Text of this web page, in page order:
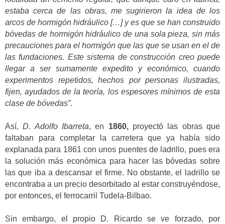
estaba cerca de las obras, me sugirieron la idea de los
arcos de hormigón hidráulico […] y es que se han construido
bóvedas de hormigón hidráulico de una sola pieza, sin más
precauciones para el hormigón que las que se usan en el de
las fundaciones. Este sistema de construcción creo puede
llegar a ser sumamente expedito y económico, cuando
experimentos repetidos, hechos por personas ilustradas,
fijen, ayudados de la teoría, los espesores mínimos de esta
clase de bóvedas”.
Así,D. Adolfo Ibarreta, en 1860,proyectó las obras que
faltaban para completar la carretera que ya había sido
explanada para 1861 con unos puentes de ladrillo, pues era
la solución más económica para hacer las bóvedas sobre
las que iba a descansar el firme. No obstante, el ladrillo se
encontraba a un precio desorbitado al estar construyéndose,
por entonces, el ferrocarril Tudela-Bilbao.
Sin embargo, el propio D. Ricardo se ve forzado, por